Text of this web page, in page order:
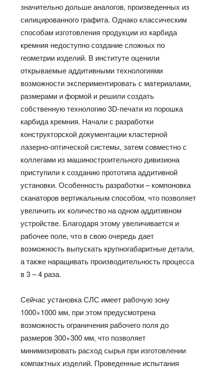
значительно дольше аналогов, произведенных из
силицированного графита. Однако классическим
способам изготовления продукции из карбида
кремния недоступно создание сложных по
геометрии изделий. В институте оценили
открываемые аддитивными технологиями
возможности экспериментировать с материалами,
размерами и формой и решили создать
собственную технологию 3D-печати из порошка
карбида кремния. Начали с разработки
конструкторской документации кластерной
лазерно-оптической системы, затем совместно с
коллегами из машиностроительного дивизиона
приступили к созданию прототипа аддитивной
установки. Особенность разработки – компоновка
сканаторов вертикальным способом, что позволяет
увеличить их количество на одном аддитивном
устройстве. Благодаря этому увеличивается и
рабочее поле, что в свою очередь дает
возможность выпускать крупногабаритные детали,
а также наращивать производительность процесса
в 3 – 4 раза.
Сейчас установка СЛС имеет рабочую зону
1000×1000 мм, при этом предусмотрена
возможность ограничения рабочего поля до
размеров 300×300 мм, что позволяет
минимизировать расход сырья при изготовлении
компактных изделий. Проведенные испытания